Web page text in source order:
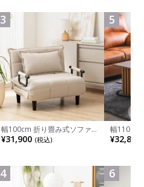
3
幅100cm 折り畳み式ソファ
ベッド コンパクト リクライ
ニング カウチスタイル 省ス
¥31,900 (税込)
4
5
幅110cm
木目調 リ
付き 長方
レー ナチ
¥32,800
6